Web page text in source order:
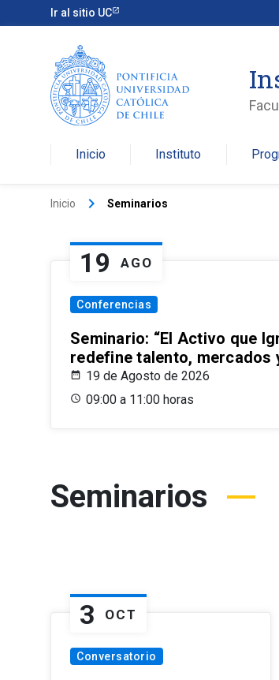
Ir al sitio UC
Inicio Instituto
Inicio keyboard_arrow_right Seminarios
19 AGO
Conferencias
Seminario: “El Activo que
redefine talento, mercados
19 de Agosto de 2026
09:00 a 11:00 horas
Seminarios
3 OCT
Conversatorio